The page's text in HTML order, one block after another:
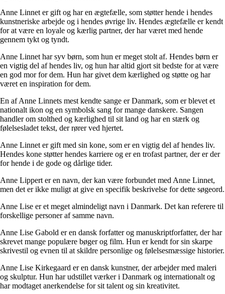
Anne Linnet er gift og har en ægtefælle, som støtter hende i hendes
kunstneriske arbejde og i hendes øvrige liv. Hendes ægtefælle er kendt
for at være en loyale og kærlig partner, der har været med hende
gennem tykt og tyndt.
Anne Linnet har syv børn, som hun er meget stolt af. Hendes børn er
en vigtig del af hendes liv, og hun har altid gjort sit bedste for at være
en god mor for dem. Hun har givet dem kærlighed og støtte og har
været en inspiration for dem.
En af Anne Linnets mest kendte sange er Danmark, som er blevet et
nationalt ikon og en symbolsk sang for mange danskere. Sangen
handler om stolthed og kærlighed til sit land og har en stærk og
følelsesladet tekst, der rører ved hjertet.
Anne Linnet er gift med sin kone, som er en vigtig del af hendes liv.
Hendes kone støtter hendes karriere og er en trofast partner, der er der
for hende i de gode og dårlige tider.
Anne Lippert er en navn, der kan være forbundet med Anne Linnet,
men det er ikke muligt at give en specifik beskrivelse for dette søgeord.
Anne Lise er et meget almindeligt navn i Danmark. Det kan referere til
forskellige personer af samme navn.
Anne Lise Gabold er en dansk forfatter og manuskriptforfatter, der har
skrevet mange populære bøger og film. Hun er kendt for sin skarpe
skrivestil og evnen til at skildre personlige og følelsesmæssige historier.
Anne Lise Kirkegaard er en dansk kunstner, der arbejder med maleri
og skulptur. Hun har udstillet værker i Danmark og internationalt og
har modtaget anerkendelse for sit talent og sin kreativitet.